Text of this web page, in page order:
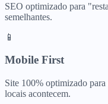
SEO optimizado para "
semelhantes.
📱
Mobile First
Site 100% optimizado
locais acontecem.